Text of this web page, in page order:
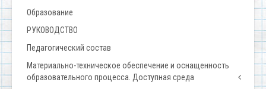
Образование
РУКОВОДСТВО
Педагогический состав
Материально-техническое обеспечение и оснащенность
образовательного процесса. Доступная среда